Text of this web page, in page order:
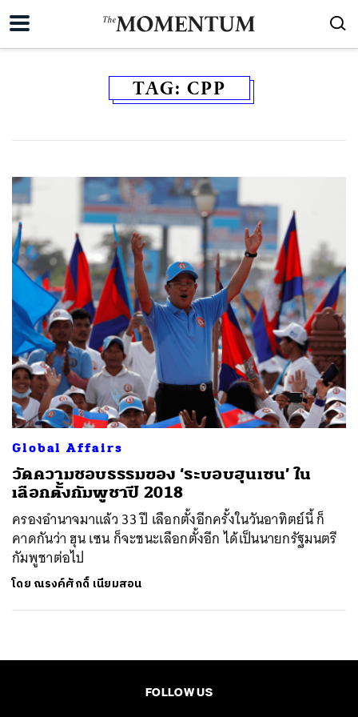
TAG: CPP
Global Affairs
วัดความชอบธรรมของ ‘ระบอบฮุนเซน’ ใน
เลือกตั้งกัมพูชาปี 2018
ครองอำนาจมาแล้ว 33 ปี เลือกตั้งอีกครั้งในวันอาทิตย์นี้ ก็
คาดกันว่า ฮุน เซน ก็จะชนะเลือกตั้งอีก ได้เป็นนายกรัฐมนตรี
กัมพูชาต่อไป
โดย ณรงค์ศักดิ์ เนียมสอน
FOLLOW US
ค้นหา
SHARE TWEET LINE EMAIL